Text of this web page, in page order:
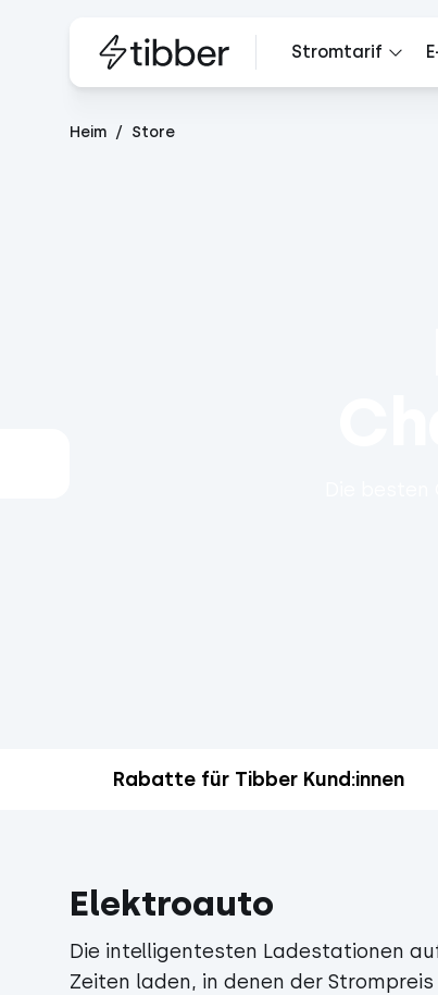
Stromtarif
Heim Store
Rabatte für Tibber Kund:innen
Elektroauto
Die intelligentesten Ladestationen
Zeiten laden, in denen der